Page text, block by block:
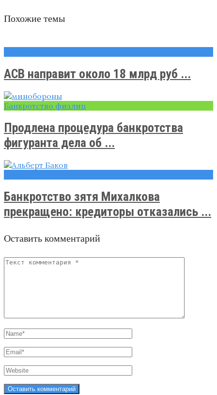
Похожие темы
АСВ направит около 18 млрд руб ...
Банкротство физлиц
Продлена процедура банкротства
фигуранта дела об ...
Банкротство зятя Михалкова
прекращено: кредиторы отказались ...
Оставить комментарий